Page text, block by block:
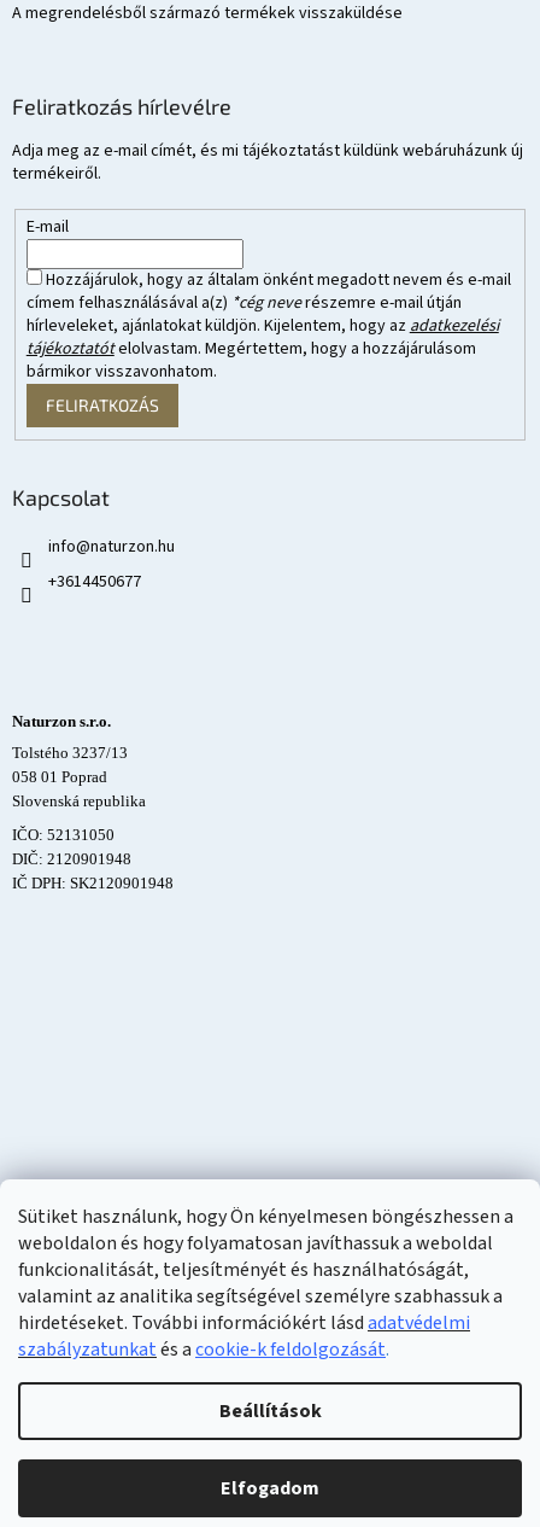
Sütiket használunk, hogy Ön kényelmesen böngészhessen a
weboldalon és hogy folyamatosan javíthassuk a weboldal
funkcionalitását, teljesítményét és használhatóságát,
valamint az analitika segítségével személyre szabhassuk a
hirdetéseket. További információkért lásdadatvédelmi
szabályzatunkatés acookie-k feldolgozását.
Beállítások
Elfogadom
A megrendelésből származó termékek visszaküldése
Feliratkozás hírlevélre
Adja meg az e-mail címét, és mi tájékoztatást küldünk webáruházunk új
termékeiről.
E-mail
Hozzájárulok, hogy az általam önként megadott nevem és e-mail
címem felhasználásával a(z) *cég neverészemre e-mail útján
hírleveleket, ajánlatokat küldjön. Kijelentem, hogy az adatkezelési
tájékoztatótelolvastam. Megértettem, hogy a hozzájárulásom
bármikor visszavonhatom.
FELIRATKOZÁS
Kapcsolat
info@naturzon.hu
+3614450677
Naturzon s.r.o.
Tolstého 3237/13
058 01 Poprad
Slovenská republika
IČO: 52131050
DIČ: 2120901948
IČ DPH: SK2120901948
Shoptet készítette